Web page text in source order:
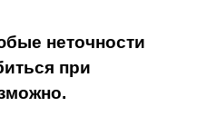
неточности
при